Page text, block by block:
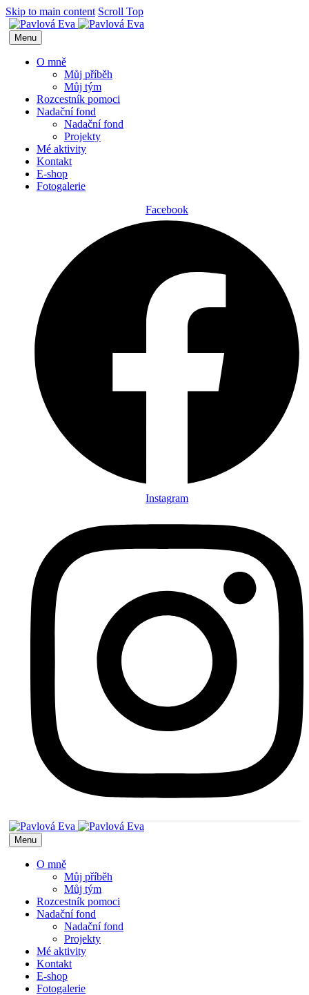
Skip to main content Scroll Top
Menu
O mně
Můj příběh
Můj tým
Rozcestník pomoci
Nadační fond
Nadační fond
Projekty
Mé aktivity
Kontakt
E-shop
Fotogalerie
Facebook
Instagram
Menu
O mně
Můj příběh
Můj tým
Rozcestník pomoci
Nadační fond
Nadační fond
Projekty
Mé aktivity
Kontakt
E-shop
Fotogalerie